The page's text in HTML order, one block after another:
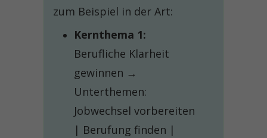
zum Beispiel in der Art:
Kernthema 1:
Berufliche Klarheit
gewinnen →
Unterthemen:
Jobwechsel vorbereiten
| Berufung finden |